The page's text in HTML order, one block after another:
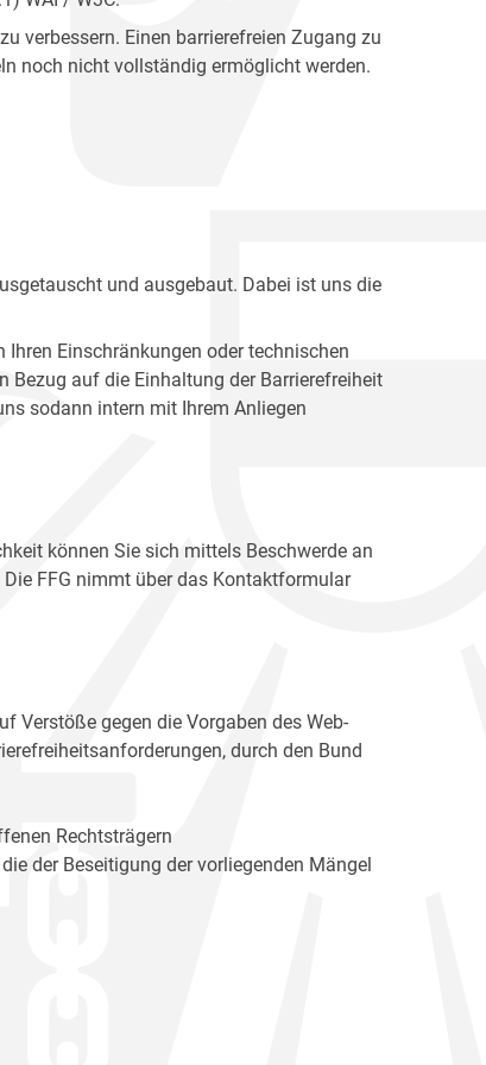
verbessern. Einen barrierefreien Zugang zu
noch nicht vollständig ermöglicht werden.
und ausgebaut. Dabei ist uns die
Einschränkungen oder technischen
auf die Einhaltung der Barrierefreiheit
sodann intern mit Ihrem Anliegen
können Sie sich mittels Beschwerde an
FFG nimmt über das Kontaktformular
Verstöße gegen die Vorgaben des Web-
durch den Bund
Rechtsträgern
der Beseitigung der vorliegenden Mängel